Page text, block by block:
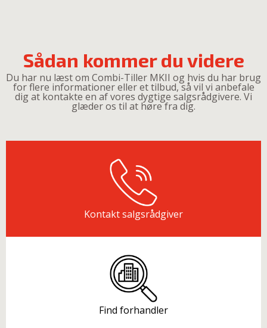
Sådan kommer du videre
Du har nu læst om Combi-Tiller MKII og hvis du har brug
for flere informationer eller et tilbud, så vil vi anbefale
dig at kontakte en af vores dygtige salgsrådgivere. Vi
glæder os til at høre fra dig.
Kontakt salgsrådgiver
Find forhandler